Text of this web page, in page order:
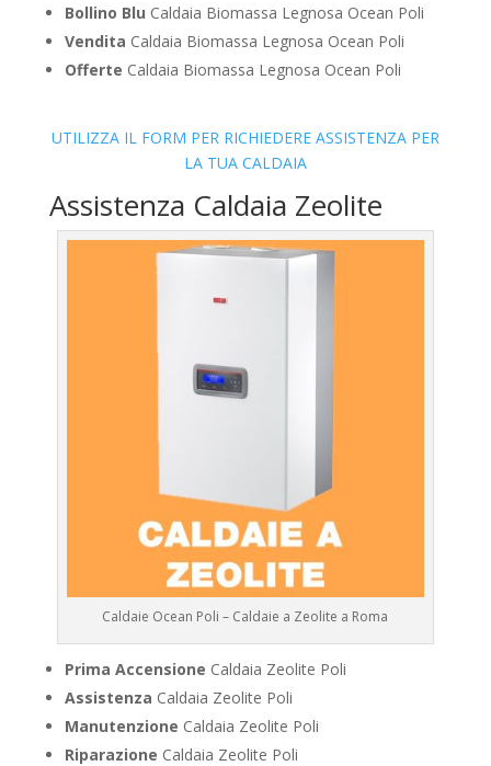
Bollino Blu Caldaia Biomassa Legnosa Ocean Poli
Vendita Caldaia Biomassa Legnosa Ocean Poli
Offerte Caldaia Biomassa Legnosa Ocean Poli
UTILIZZA IL FORM PER RICHIEDERE ASSISTENZA PER
LA TUA CALDAIA
Assistenza Caldaia Zeolite
Caldaie Ocean Poli – Caldaie a Zeolite a Roma
Prima Accensione Caldaia Zeolite Poli
Assistenza Caldaia Zeolite Poli
Manutenzione Caldaia Zeolite Poli
Riparazione Caldaia Zeolite Poli